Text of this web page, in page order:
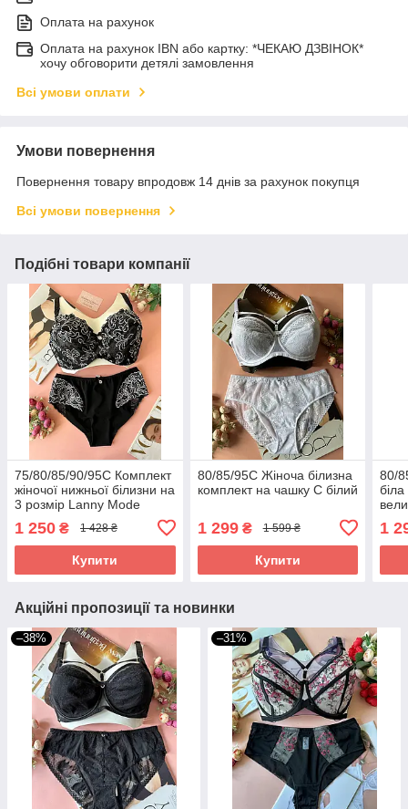
Оплата на рахунок
Оплата на рахунок IBN або картку: *ЧЕКАЮ ДЗВІНОК*
хочу обговорити детялі замовлення
Всі умови оплати
Умови повернення
Повернення товару впродовж 14 днів за рахунок покупця
Всі умови повернення
Подібні товари компанії
75/80/85/90/95С Комплект
жіночої нижньої білизни на
3 розмір Lanny Mode
1 250 ₴ 1 428 ₴
Купити
80/85/95С Жіноча білизна
комплект на чашку С білий
1 299₴ 1 599 ₴
Купити
80/
1
Акційні пропозиції та новинки
–38% –31%